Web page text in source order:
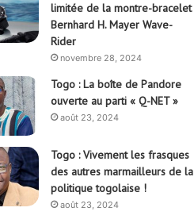
limitée de la montre-bracelet
Bernhard H. Mayer Wave-
Rider
novembre 28, 2024
Togo : La boîte de Pandore
ouverte au parti « Q-NET »
août 23, 2024
Togo : Vivement les frasques
des autres marmailleurs de la
politique togolaise !
août 23, 2024